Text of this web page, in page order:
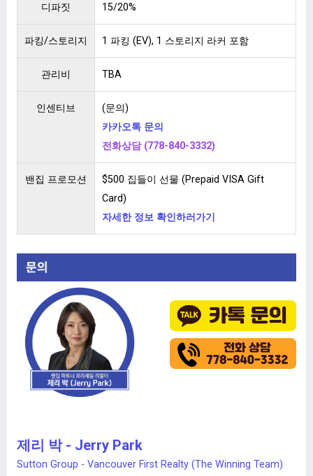
디파짓 15/20%
파킹/스토리지 1 파킹 (EV), 1 스토리지 라커 포함
관리비 TBA
인센티브
(문의)
카카오톡 문의
전화상담 (778-840-3332)
밴집 프로모션
$500 집들이 선물 (Prepaid VISA Gift
Card)
자세한 정보 확인하러가기
제리 박 - Jerry Park
Sutton Group - Vancouver First Realty (The Winning Team)